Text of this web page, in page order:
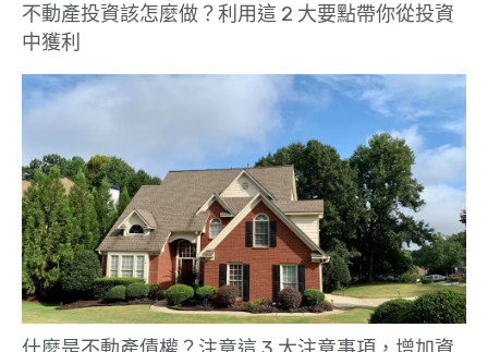
不動產投資該怎麼做？利用這 2 大要點帶你從投資
中獲利